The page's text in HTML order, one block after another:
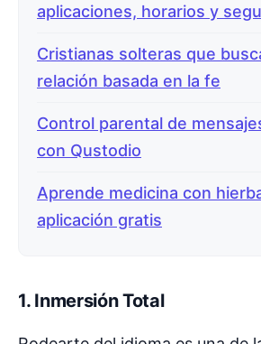
aplicaciones, horarios y
Cristianas solteras que
relación basada en la fe
Control parental de
con Qustodio
Aprende medicina con
aplicación gratis
1. Inmersión Total